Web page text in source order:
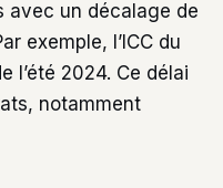
avec un décalage de
exemple, l’ICC du
l’été 2024. Ce délai
notamment